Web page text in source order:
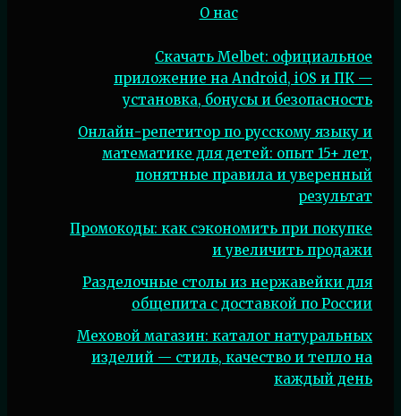
О нас
Скачать Melbet: официальное
приложение на Android, iOS и ПК —
установка, бонусы и безопасность
Онлайн-репетитор по русскому языку и
математике для детей: опыт 15+ лет,
понятные правила и уверенный
результат
Промокоды: как сэкономить при покупке
и увеличить продажи
Разделочные столы из нержавейки для
общепита с доставкой по России
Меховой магазин: каталог натуральных
изделий — стиль, качество и тепло на
каждый день